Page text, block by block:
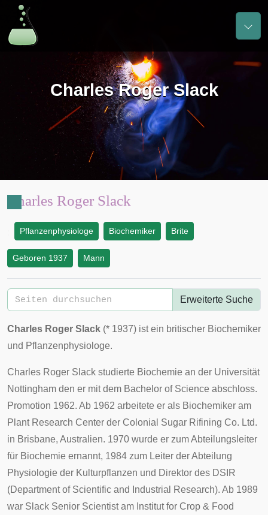
Charles Roger Slack
Charles Roger Slack
Pflanzenphysiologe Biochemiker Brite
Geboren 1937 Mann
Erweiterte Suche
Charles Roger Slack (* 1937) ist ein britischer Biochemiker
und Pflanzenphysiologe.
Charles Roger Slack studierte Biochemie an der Universität
Nottingham den er mit dem Bachelor of Science abschloss.
Promotion 1962. Ab 1962 arbeitete er als Biochemiker am
Plant Research Center der Colonial Sugar Rifining Co. Ltd.
in Brisbane, Australien. 1970 wurde er zum Abteilungsleiter
für Biochemie ernannt, 1984 zum Leiter der Abteilung
Physiologie der Kulturpflanzen und Direktor des DSIR
(Department of Scientific and Industrial Research). Ab 1989
war Slack Senior Scientist am Institut for Crop & Food